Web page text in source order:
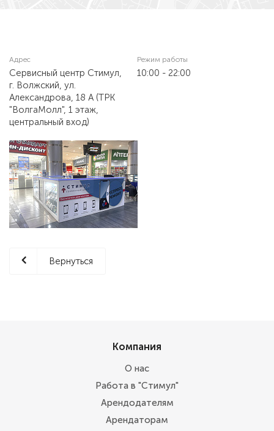
Адрес
Сервисный центр Стимул,
г. Волжский, ул.
Александрова, 18 А (ТРК
"ВолгаМолл", 1 этаж,
центральный вход)
Режим работы
10:00 - 22:00
Вернуться
Компания
О нас
Работа в "Стимул"
Арендодателям
Арендаторам